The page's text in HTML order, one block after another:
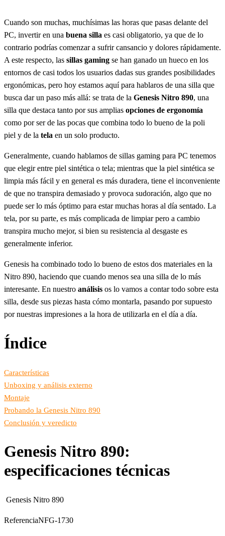
Cuando son muchas, muchísimas las horas que pasas delante del
PC, invertir en una buena silla es casi obligatorio, ya que de lo
contrario podrías comenzar a sufrir cansancio y dolores rápidamente.
A este respecto, las sillas gaming se han ganado un hueco en los
entornos de casi todos los usuarios dadas sus grandes posibilidades
ergonómicas, pero hoy estamos aquí para hablaros de una silla que
busca dar un paso más allá: se trata de la Genesis Nitro 890, una
silla que destaca tanto por sus amplias opciones de ergonomía
como por ser de las pocas que combina todo lo bueno de la poli
piel y de la tela en un solo producto.
Generalmente, cuando hablamos de sillas gaming para PC tenemos
que elegir entre piel sintética o tela; mientras que la piel sintética se
limpia más fácil y en general es más duradera, tiene el inconveniente
de que no transpira demasiado y provoca sudoración, algo que no
puede ser lo más óptimo para estar muchas horas al día sentado. La
tela, por su parte, es más complicada de limpiar pero a cambio
transpira mucho mejor, si bien su resistencia al desgaste es
generalmente inferior.
Genesis ha combinado todo lo bueno de estos dos materiales en la
Nitro 890, haciendo que cuando menos sea una silla de lo más
interesante. En nuestro análisis os lo vamos a contar todo sobre esta
silla, desde sus piezas hasta cómo montarla, pasando por supuesto
por nuestras impresiones a la hora de utilizarla en el día a día.
Índice
Características
Unboxing y análisis externo
Montaje
Probando la Genesis Nitro 890
Conclusión y veredicto
Genesis Nitro 890:
especificaciones técnicas
Genesis Nitro 890
ReferenciaNFG-1730